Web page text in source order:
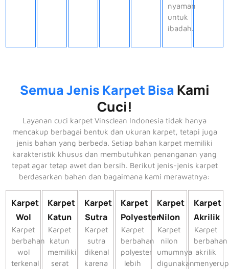
nyaman
untuk
ibadah.
Semua Jenis Karpet Bisa Kami
Cuci!
Layanan cuci karpet Vinsclean Indonesia tidak hanya
mencakup berbagai bentuk dan ukuran karpet, tetapi juga
jenis bahan yang berbeda. Setiap bahan karpet memiliki
karakteristik khusus dan membutuhkan penanganan yang
tepat agar tetap awet dan bersih. Berikut jenis-jenis karpet
berdasarkan bahan dan bagaimana kami merawatnya:
Karpet
Wol
Karpet
berbahan
wol
terkenal
Karpet
Katun
Karpet
katun
memiliki
serat
Karpet
Sutra
Karpet
sutra
dikenal
karena
Karpet
Polyester
Karpet
berbahan
polyester
lebih
Karpet
Nilon
Karpet
nilon
umumnya
digunakan
Karpet
Akrilik
Karpet
berbahan
akrilik